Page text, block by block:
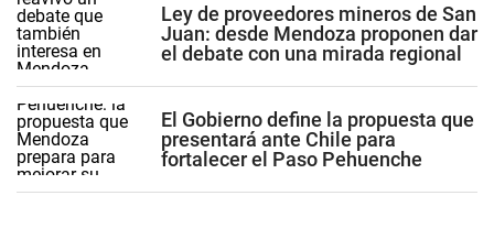
Ley de proveedores mineros de San
Juan: desde Mendoza proponen dar
el debate con una mirada regional
El Gobierno define la propuesta que
presentará ante Chile para
fortalecer el Paso Pehuenche